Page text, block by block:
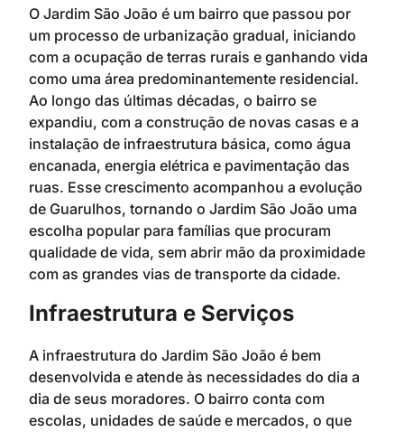
O Jardim São João é um bairro que passou por
um processo de urbanização gradual, iniciando
com a ocupação de terras rurais e ganhando vida
como uma área predominantemente residencial.
Ao longo das últimas décadas, o bairro se
expandiu, com a construção de novas casas e a
instalação de infraestrutura básica, como água
encanada, energia elétrica e pavimentação das
ruas. Esse crescimento acompanhou a evolução
de Guarulhos, tornando o Jardim São João uma
escolha popular para famílias que procuram
qualidade de vida, sem abrir mão da proximidade
com as grandes vias de transporte da cidade.
Infraestrutura e Serviços
A infraestrutura do Jardim São João é bem
desenvolvida e atende às necessidades do dia a
dia de seus moradores. O bairro conta com
escolas, unidades de saúde e mercados, o que